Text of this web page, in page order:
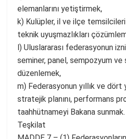
elemanlarını yetiştirmek,
k) Kulüpler, il ve ilçe
teknik uyuşmazlıkları
l) Uluslararası federasyonun
seminer, panel, sempozyum ve
düzenlemek,
m) Federasyonun yıllık ve dört
stratejik planını, performans
taahhütnameyi Bakana sunmak.
Teşkilat